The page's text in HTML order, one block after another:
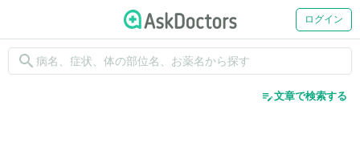
ログイン
search
edit_note文章で検索する